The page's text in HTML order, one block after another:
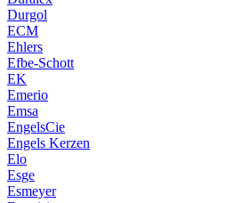
Durgol
ECM
Ehlers
Efbe-Schott
EK
Emerio
Emsa
EngelsCie
Engels Kerzen
Elo
Esge
Esmeyer